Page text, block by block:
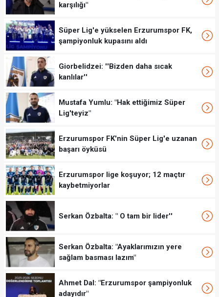
karşılığı"
Süper Lig'e yükselen Erzurumspor FK,
şampiyonluk kupasını aldı
Giorbelidzei: ''Bizden daha sıcak
kanlılar''
Mustafa Yumlu: "Hak ettiğimiz Süper
Lig'teyiz"
Erzurumspor FK'nin Süper Lig'e uzanan
başarı öyküsü
Erzurumspor lige koşuyor; 12 maçtır
kaybetmiyorlar
Serkan Özbalta: " O tam bir lider''
Serkan Özbalta: "Ayaklarımızın yere
sağlam basması lazım"
Ahmet Dal: "Erzurumspor şampiyonluk
adayıdır"